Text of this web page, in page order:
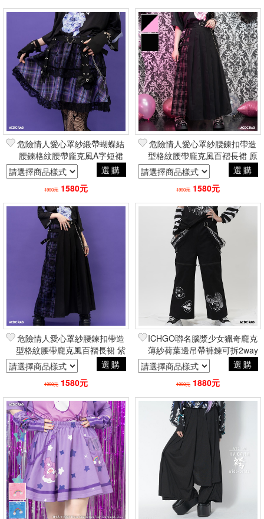
危險情人愛心罩紗緞帶蝴蝶結
腰鍊格紋腰帶龐克風A字短裙
紫 原宿地雷品牌ACDC RAG
台灣代理
選購
1990元 1580元
危險情人愛心罩紗腰鍊扣帶造
型格紋腰帶龐克風百褶長裙 原
宿地雷系 品牌ACDC RAG台
灣代理
選購
1990元 1580元
危險情人愛心罩紗腰鍊扣帶造
型格紋腰帶龐克風百褶長裙 紫
原宿地雷系 品牌ACDC RAG
台灣代理
選購
1990元 1580元
ICHGO聯名腦漿少女獵奇龐克
薄紗荷葉邊吊帶褲鍊可拆2way
直筒長褲 品牌ACDC RAG台
灣代理
選購
1990元 1880元